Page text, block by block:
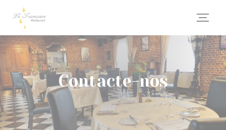
Painel de Gerenciamento de Cookies
Contacte-nos